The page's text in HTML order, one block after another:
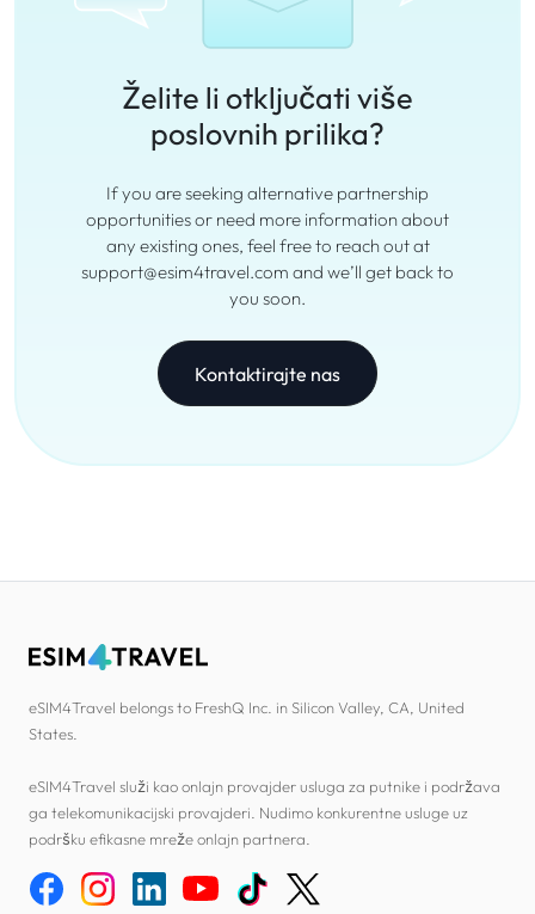
Želite li otključati više
poslovnih prilika?
If you are seeking alternative partnership
opportunities or need more information about
any existing ones, feel free to reach out at
support@esim4travel.com and we’ll get back to
you soon.
Kontaktirajte nas
eSIM4Travel belongs to FreshQ Inc. in Silicon Valley, CA, United
States.
eSIM4Travel služi kao onlajn provajder usluga za putnike i podržava
ga telekomunikacijski provajderi. Nudimo konkurentne usluge uz
podršku efikasne mreže onlajn partnera.